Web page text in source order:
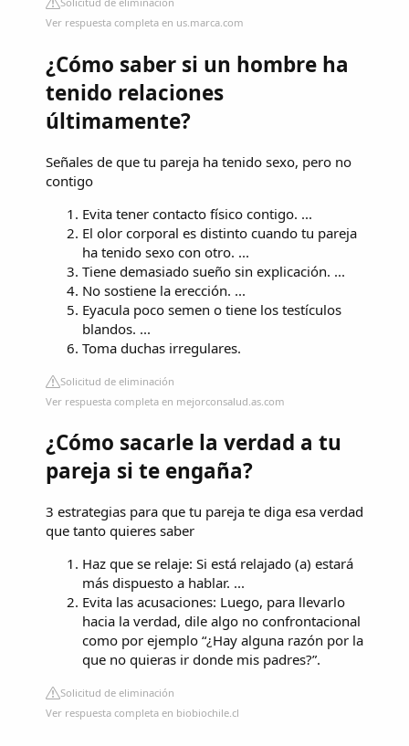
Ver respuesta completa en us.marca.com
¿Cómo saber si un hombre ha
tenido relaciones
últimamente?
Señales de que tu pareja ha tenido sexo, pero no
contigo
Evita tener contacto físico contigo. ...
El olor corporal es distinto cuando tu pareja
ha tenido sexo con otro. ...
Tiene demasiado sueño sin explicación. ...
No sostiene la erección. ...
Eyacula poco semen o tiene los testículos
blandos. ...
Toma duchas irregulares.
Solicitud de eliminación
Ver respuesta completa en mejorconsalud.as.com
¿Cómo sacarle la verdad a tu
pareja si te engaña?
3 estrategias para que tu pareja te diga esa verdad
que tanto quieres saber
Haz que se relaje: Si está relajado (a) estará
más dispuesto a hablar. ...
Evita las acusaciones: Luego, para llevarlo
hacia la verdad, dile algo no confrontacional
como por ejemplo “¿Hay alguna razón por la
que no quieras ir donde mis padres?”.
Solicitud de eliminación
Ver respuesta completa en biobiochile.cl